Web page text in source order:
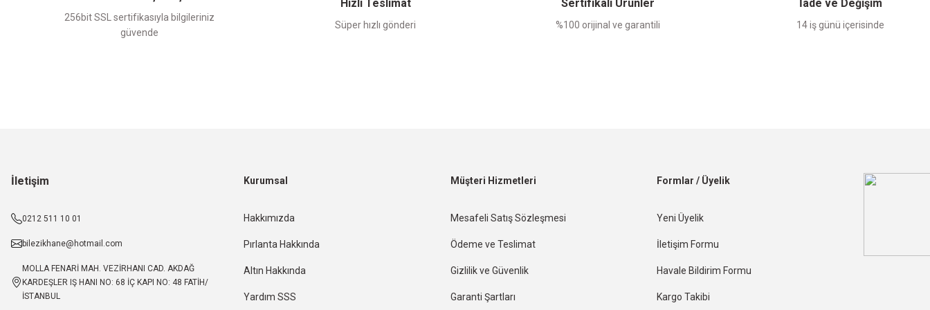
256bit SSL sertifikasıyla bilgileriniz
güvende
Hızlı Teslimat
Süper hızlı gönderi
Sertifikalı Ürünler
%100 orijinal ve garantili
İade ve Değişim
14 iş günü içerisinde
İletişim
0212 511 10 01
bilezikhane@hotmail.com
MOLLA FENARİ MAH. VEZİRHANI CAD. AKDAĞ
KARDEŞLER IŞ HANI NO: 68 İÇ KAPI NO: 48 FATİH/
İSTANBUL
Kurumsal
Hakkımızda
Pırlanta Hakkında
Altın Hakkında
Yardım SSS
Müşteri Hizmetleri
Mesafeli Satış Sözleşmesi
Ödeme ve Teslimat
Gizlilik ve Güvenlik
Garanti Şartları
Formlar / Üyelik
Yeni Üyelik
İletişim Formu
Havale Bildirim Formu
Kargo Takibi